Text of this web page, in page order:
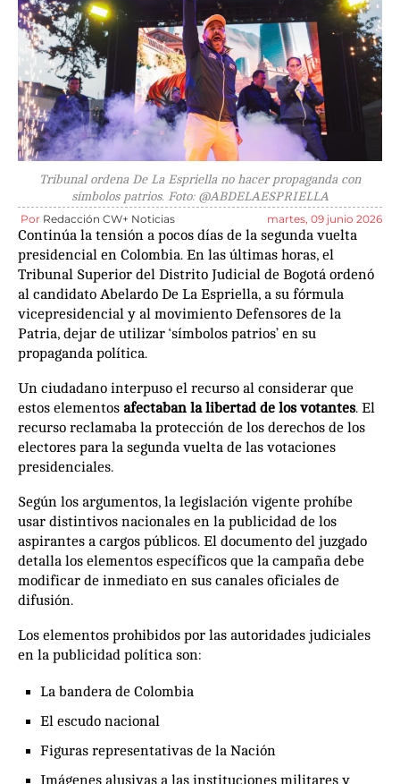
Tribunal ordena De La Espriella no hacer propaganda con
símbolos patrios. Foto: @ABDELAESPRIELLA
Por Redacción CW+ Noticias martes, 09 junio 2026
Continúa la tensión a pocos días de la segunda vuelta
presidencial en Colombia. En las últimas horas, el
Tribunal Superior del Distrito Judicial de Bogotá ordenó
al candidato Abelardo De La Espriella, a su fórmula
vicepresidencial y al movimiento Defensores de la
Patria, dejar de utilizar ‘símbolos patrios’ en su
propaganda política.
Un ciudadano interpuso el recurso al considerar que
estos elementos afectaban la libertad de los votantes. El
recurso reclamaba la protección de los derechos de los
electores para la segunda vuelta de las votaciones
presidenciales.
Según los argumentos, la legislación vigente prohíbe
usar distintivos nacionales en la publicidad de los
aspirantes a cargos públicos. El documento del juzgado
detalla los elementos específicos que la campaña debe
modificar de inmediato en sus canales oficiales de
difusión.
Los elementos prohibidos por las autoridades judiciales
en la publicidad política son:
La bandera de Colombia
El escudo nacional
Figuras representativas de la Nación
Imágenes alusivas a las instituciones militares y